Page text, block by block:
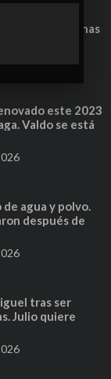
EL
Camarón da unas
este 2023
Valdo se está
chica.
de agua y polvo.
después de
tras ser
Julio quiere
de las avispas